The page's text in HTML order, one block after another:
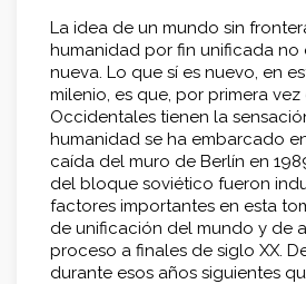
La idea de un mundo sin
humanidad por fin unificada no
nueva. Lo que sí es nuevo, en
milenio, es que, por primera vez
Occidentales tienen la
humanidad se ha embarcado
caída del muro de Berlín en
del bloque soviético fueron
factores importantes en esta
de unificación del mundo y de
proceso a finales de siglo XX.
durante esos años siguientes